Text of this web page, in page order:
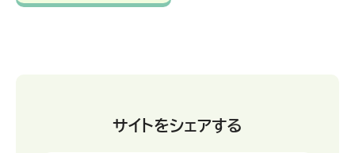
サイトをシェアする